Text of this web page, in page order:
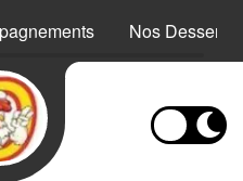
Nos Desserts